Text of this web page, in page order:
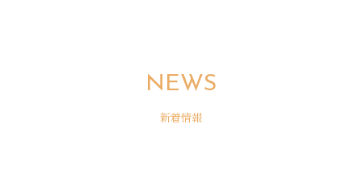
NEWS
新着情報